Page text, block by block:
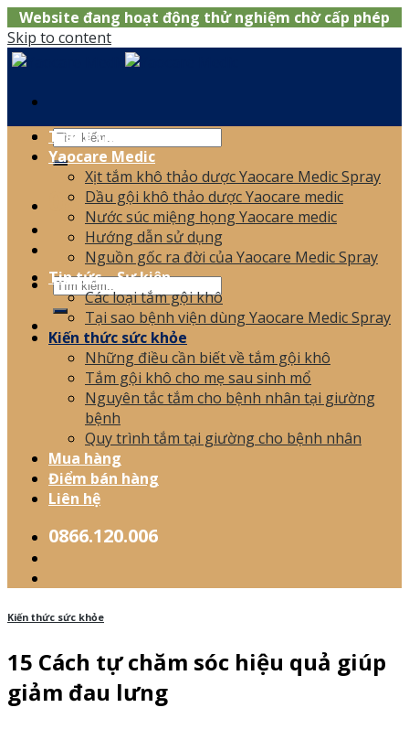
Website đang hoạt động thử nghiệm chờ cấp phép
Skip to content
0866.120.006
Trang chủ
Yaocare Medic
Xịt tắm khô thảo dược Yaocare Medic Spray
Dầu gội khô thảo dược Yaocare medic
Nước súc miệng họng Yaocare medic
Hướng dẫn sử dụng
Nguồn gốc ra đời của Yaocare Medic Spray
Tin tức – Sự kiện
Các loại tắm gội khô
Tại sao bệnh viện dùng Yaocare Medic Spray
Kiến thức sức khỏe
Những điều cần biết về tắm gội khô
Tắm gội khô cho mẹ sau sinh mổ
Nguyên tắc tắm cho bệnh nhân tại giường
bệnh
Quy trình tắm tại giường cho bệnh nhân
Mua hàng
Điểm bán hàng
Liên hệ
0866.120.006
Kiến thức sức khỏe
15 Cách tự chăm sóc hiệu quả giúp
giảm đau lưng